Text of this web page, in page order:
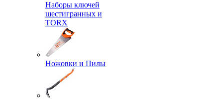
Наборы ключей
шестигранных и
TORX
Ножовки и Пилы